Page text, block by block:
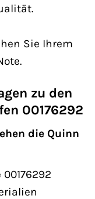
Sie Ihrem
zu den
00176292
die Quinn